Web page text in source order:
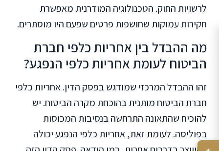
לרשויות החוק. הטכנולוגיה המודרנית מאפשרת
חקירות עמוקות שחושפות פרטים שפעם היו מוסתרים.
מה ההבדל בין אחריות כלפי חברת
הביטוח לעומת אחריות כלפי הנפגע?
זהו ההבדל המרכזי שמודגש בפסק הדין. אחריות כלפי
חברת הביטוח מותנית בהוכחת מקרה הביטוח. יש
להוכיח שהתאונה התרחשה בנסיבות המכוסות
בפוליסה. לעומת זאת, אחריות כלפי הנפגע יכולה